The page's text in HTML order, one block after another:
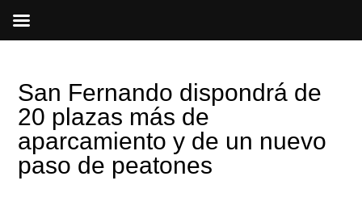
San Fernando dispondrá de
20 plazas más de
aparcamiento y de un nuevo
paso de peatones